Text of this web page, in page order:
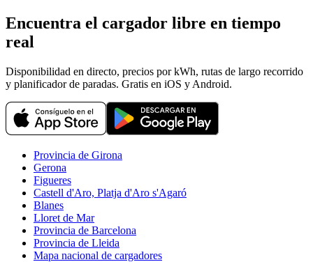
Encuentra el cargador libre en tiempo
real
Disponibilidad en directo, precios por kWh, rutas de largo recorrido
y planificador de paradas. Gratis en iOS y Android.
Provincia de Girona
Gerona
Figueres
Castell d'Aro, Platja d'Aro s'Agaró
Blanes
Lloret de Mar
Provincia de Barcelona
Provincia de Lleida
Mapa nacional de cargadores